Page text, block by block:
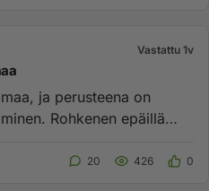
Vastattu 1v
ja perusteena on
Rohkenen epäillä
20 426 0